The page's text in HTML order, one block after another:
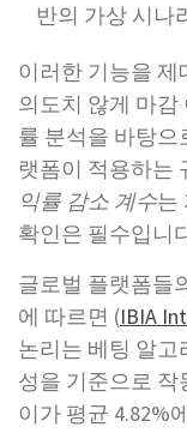
반의 가상 시나
이러한 기능을 제
의도치 않게 마감
률 분석을 바탕으
랫폼이 적용하는
익률 감소 계수는
확인은 필수입니
글로벌 플랫폼들
에 따르면 (IBIA
논리는 베팅 알
성을 기준으로 작
이가 평균 4.82%